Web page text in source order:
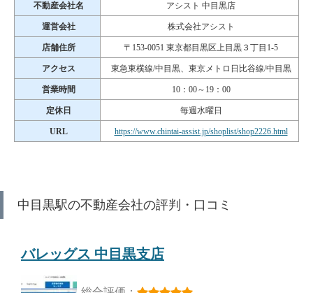
不動産会社名 アシスト 中目黒店
運営会社 株式会社アシスト
店舗住所 〒153-0051 東京都目黒区上目黒３丁目1-5
アクセス 東急東横線/中目黒、東京メトロ日比谷線/中目黒
営業時間 10：00～19：00
定休日 毎週水曜日
URL https://www.chintai-assist.jp/shoplist/shop2226.html
中目黒駅の不動産会社の評判・口コミ
バレッグス 中目黒支店